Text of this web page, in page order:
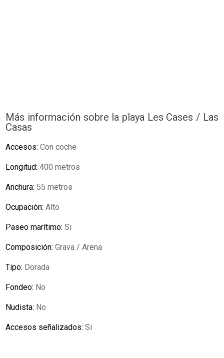
Más información sobre la playa Les Cases / Las
Casas
Accesos:Con coche
Longitud:400 metros
Anchura: 55 metros
Ocupación:Alto
Paseo marítimo:Si
Composición:Grava / Arena
Tipo: Dorada
Fondeo: No
Nudista: No
Accesos señalizados:Si